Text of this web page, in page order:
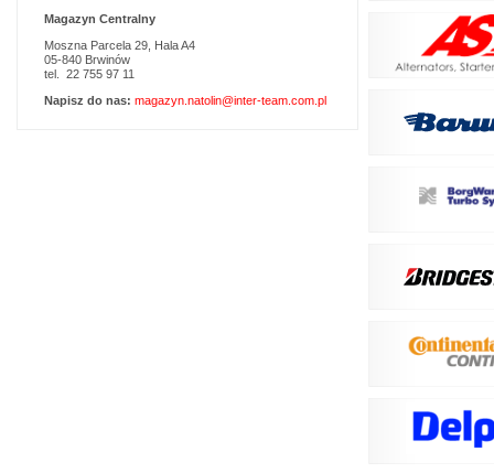
Magazyn Centralny
Moszna Parcela 29, Hala A4
05-840 Brwinów
tel. 22 755 97 11
Napisz do nas: magazyn.natolin@inter-team.com.pl